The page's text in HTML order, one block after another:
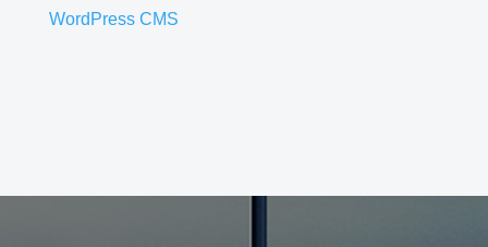
WordPress CMS